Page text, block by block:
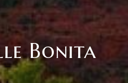
Bonita